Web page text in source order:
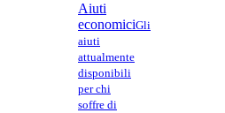
Aiuti
economiciGli
aiuti
attualmente
disponibili
per chi
soffre di